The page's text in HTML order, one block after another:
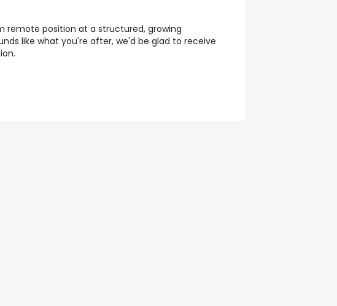
remote position at a structured, growing
like what you're after, we'd be glad to receive